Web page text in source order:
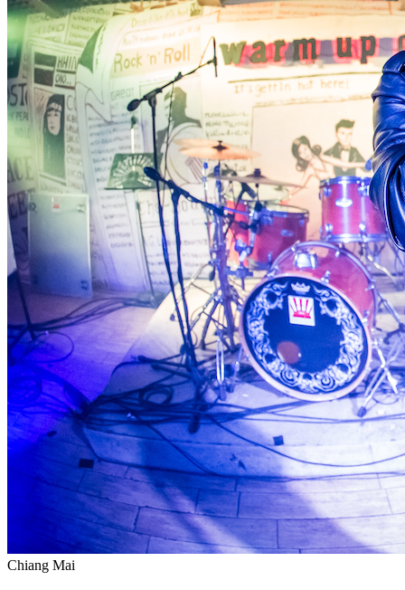
Chiang Mai